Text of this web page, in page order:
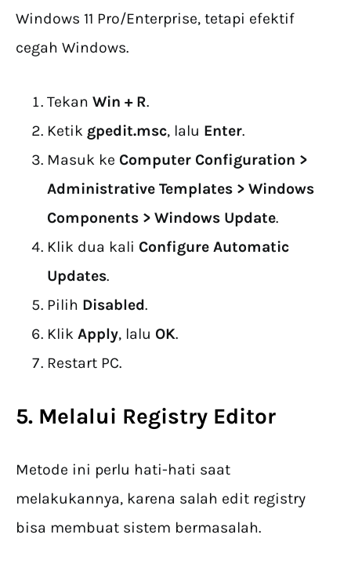
Windows 11 Pro/Enterprise, tetapi efektif
cegah Windows.
Tekan Win + R.
Ketik gpedit.msc, lalu Enter.
Masuk ke Computer Configuration >
Administrative Templates > Windows
Components > Windows Update.
Klik dua kali Configure Automatic
Updates.
Pilih Disabled.
Klik Apply, lalu OK.
Restart PC.
5. Melalui Registry Editor
Metode ini perlu hati-hati saat
melakukannya, karena salah edit registry
bisa membuat sistem bermasalah.